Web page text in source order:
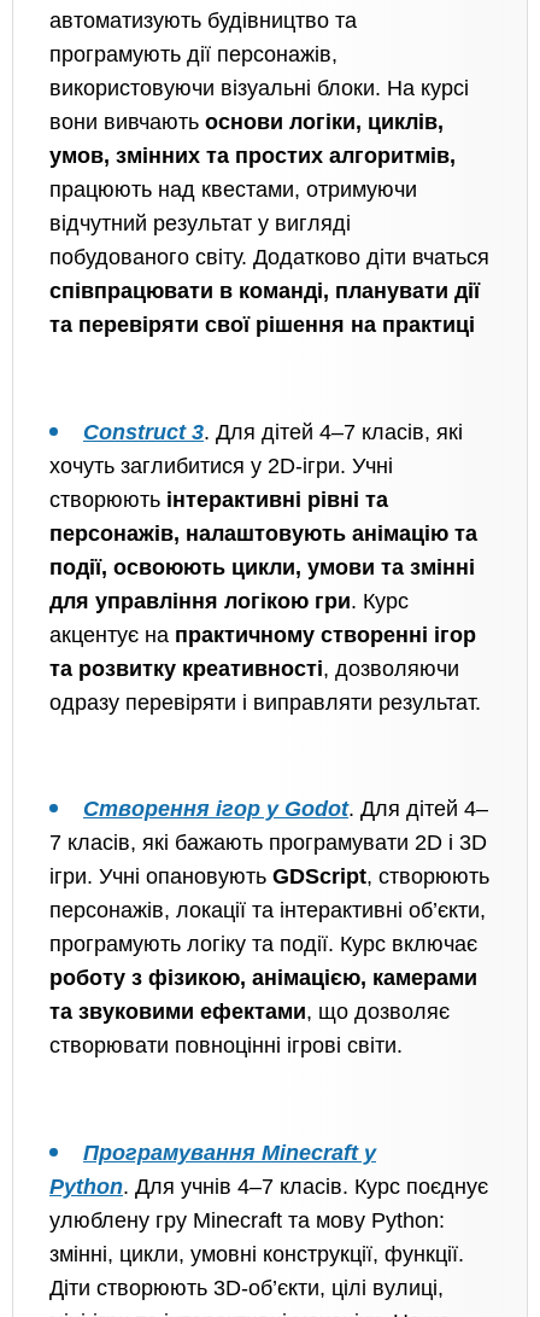
автоматизують будівництво та
програмують дії персонажів,
використовуючи візуальні блоки. На курсі
вони вивчають основи логіки, циклів,
умов, змінних та простих алгоритмів,
працюють над квестами, отримуючи
відчутний результат у вигляді
побудованого світу. Додатково діти вчаться
співпрацювати в команді, планувати дії
та перевіряти свої рішення на практиці
Construct 3. Для дітей 4–7 класів, які
хочуть заглибитися у 2D-ігри. Учні
створюють інтерактивні рівні та
персонажів, налаштовують анімацію та
події, освоюють цикли, умови та змінні
для управління логікою гри. Курс
акцентує на практичному створенні ігор
та розвитку креативності, дозволяючи
одразу перевіряти і виправляти результат.
Створення ігор у Godot. Для дітей 4–
7 класів, які бажають програмувати 2D і 3D
ігри. Учні опановують GDScript, створюють
персонажів, локації та інтерактивні об’єкти,
програмують логіку та події. Курс включає
роботу з фізикою, анімацією, камерами
та звуковими ефектами, що дозволяє
створювати повноцінні ігрові світи.
Програмування Minecraft у
Python. Для учнів 4–7 класів. Курс поєднує
улюблену гру Minecraft та мову Python:
змінні, цикли, умовні конструкції, функції.
Діти створюють 3D-об’єкти, цілі вулиці,